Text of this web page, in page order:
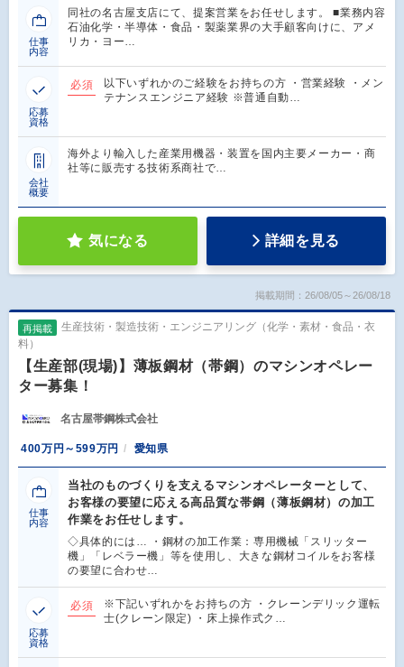
仕事
内容
同社の名古屋支店にて、提案営業をお任せします。 ■業務内容
石油化学・半導体・食品・製薬業界の大手顧客向けに、アメ
リカ・ヨー…
応募
資格
必須
以下いずれかのご経験をお持ちの方 ・営業経験 ・メン
テナンスエンジニア経験 ※普通自動…
会社
概要
海外より輸入した産業用機器・装置を国内主要メーカー・商
社等に販売する技術系商社で…
気になる 詳細を見る
掲載期間：26/08/05～26/08/18
再掲載
生産技術・製造技術・エンジニアリング（化学・素材・食品・衣
料）
【生産部(現場)】薄板鋼材（帯鋼）のマシンオペレー
ター募集！
名古屋帯鋼株式会社
400万円～599万円 愛知県
仕事
内容
当社のものづくりを支えるマシンオペレーターとして、
お客様の要望に応える高品質な帯鋼（薄板鋼材）の加工
作業をお任せします。
◇具体的には… ・鋼材の加工作業：専用機械「スリッター
機」「レベラー機」等を使用し、大きな鋼材コイルをお客様
の要望に合わせ…
応募
資格
必須
※下記いずれかをお持ちの方 ・クレーンデリック運転
士(クレーン限定) ・床上操作式ク…